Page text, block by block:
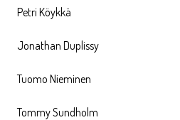
Petri Köykkä
Jonathan Duplissy
Tuomo Nieminen
Tommy Sundholm